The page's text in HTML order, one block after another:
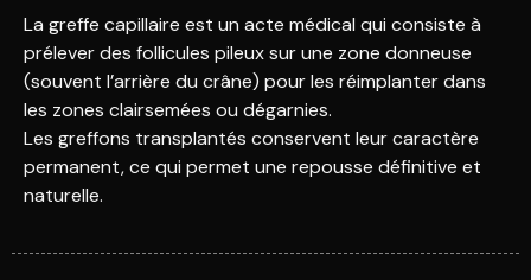
La greffe capillaire est un acte médical qui consiste à
prélever des follicules pileux sur une zone donneuse
(souvent l’arrière du crâne) pour les réimplanter dans
les zones clairsemées ou dégarnies.
Les greffons transplantés conservent leur caractère
permanent, ce qui permet une repousse définitive et
naturelle.